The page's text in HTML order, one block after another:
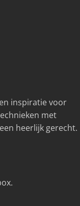
inspiratie voor
met
heerlijk gerecht.